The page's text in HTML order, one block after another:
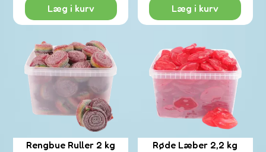
Fortsæt
Læg i kurv Læg i kurv
Rengbue Ruller 2 kg
Røde Læber 2,2 kg